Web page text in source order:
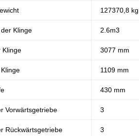
127370,8 kg
Klinge 2.6m3
Klinge 3077 mm
1109 mm
430 mm
Vorwärtsgetriebe 3
Rückwärtsgetriebe 3